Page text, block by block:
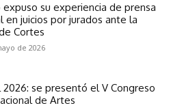
expuso su experiencia de prensa
en juicios por jurados ante la
Cortes
de 2026
2026: se presentó el V Congreso
de Artes